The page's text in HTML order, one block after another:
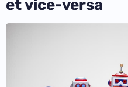
et vice-versa